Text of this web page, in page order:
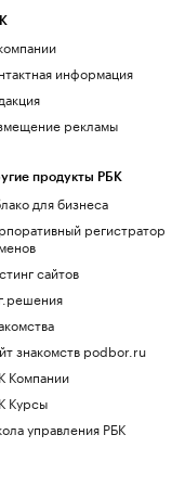
информация
рекламы
продукты РБК
для бизнеса
регистратор
сайтов
знакомств podbor.ru
Компании
Курсы
управления РБК